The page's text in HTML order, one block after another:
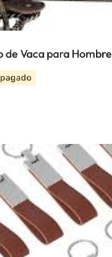
de Vaca para Hombre